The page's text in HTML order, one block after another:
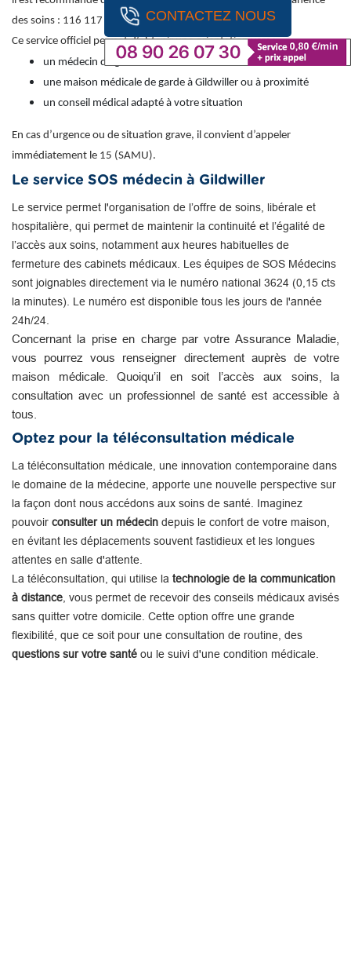
CONTACTEZ NOUS
des soins : 116 117 (appel gratuit).
Ce service officiel permet d’obtenir une orientation vers :
un médecin de garde
une maison médicale de garde à Gildwiller ou à proximité
un conseil médical adapté à votre situation
En cas d’urgence ou de situation grave, il convient d’appeler
immédiatement le 15 (SAMU).
Le service SOS médecin à Gildwiller
Le service permet l'organisation de l’offre de soins, libérale et
hospitalière, qui permet de maintenir la continuité et l’égalité de
l’accès aux soins, notamment aux heures habituelles de
fermeture des cabinets médicaux. Les équipes de SOS Médecins
sont joignables directement via le numéro national 3624 (0,15 cts
la minutes). Le numéro est disponible tous les jours de l'année
24h/24.
Concernant la prise en charge par votre Assurance Maladie,
vous pourrez vous renseigner directement auprès de votre
maison médicale. Quoiqu’il en soit l’accès aux soins, la
consultation avec un professionnel de santé est accessible à
tous.
Optez pour la téléconsultation médicale
La téléconsultation médicale, une innovation contemporaine dans
le domaine de la médecine, apporte une nouvelle perspective sur
la façon dont nous accédons aux soins de santé. Imaginez
pouvoir consulter un médecin depuis le confort de votre maison,
en évitant les déplacements souvent fastidieux et les longues
attentes en salle d'attente.
La téléconsultation, qui utilise la technologie de la communication
à distance , vous permet de recevoir des conseils médicaux avisés
sans quitter votre domicile. Cette option offre une grande
flexibilité, que ce soit pour une consultation de routine, des
questions sur votre santé ou le suivi d'une condition médicale.